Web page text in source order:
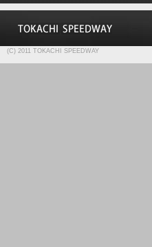
(C) 2011 TOKACHI SPEEDWAY